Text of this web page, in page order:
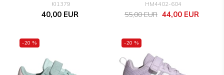
KI1379
Kaina
40,00 EUR
(GS)
HM4402-604
Bazinė
55,00 EUR Kaina
44,00 EUR
-20 % -20 %